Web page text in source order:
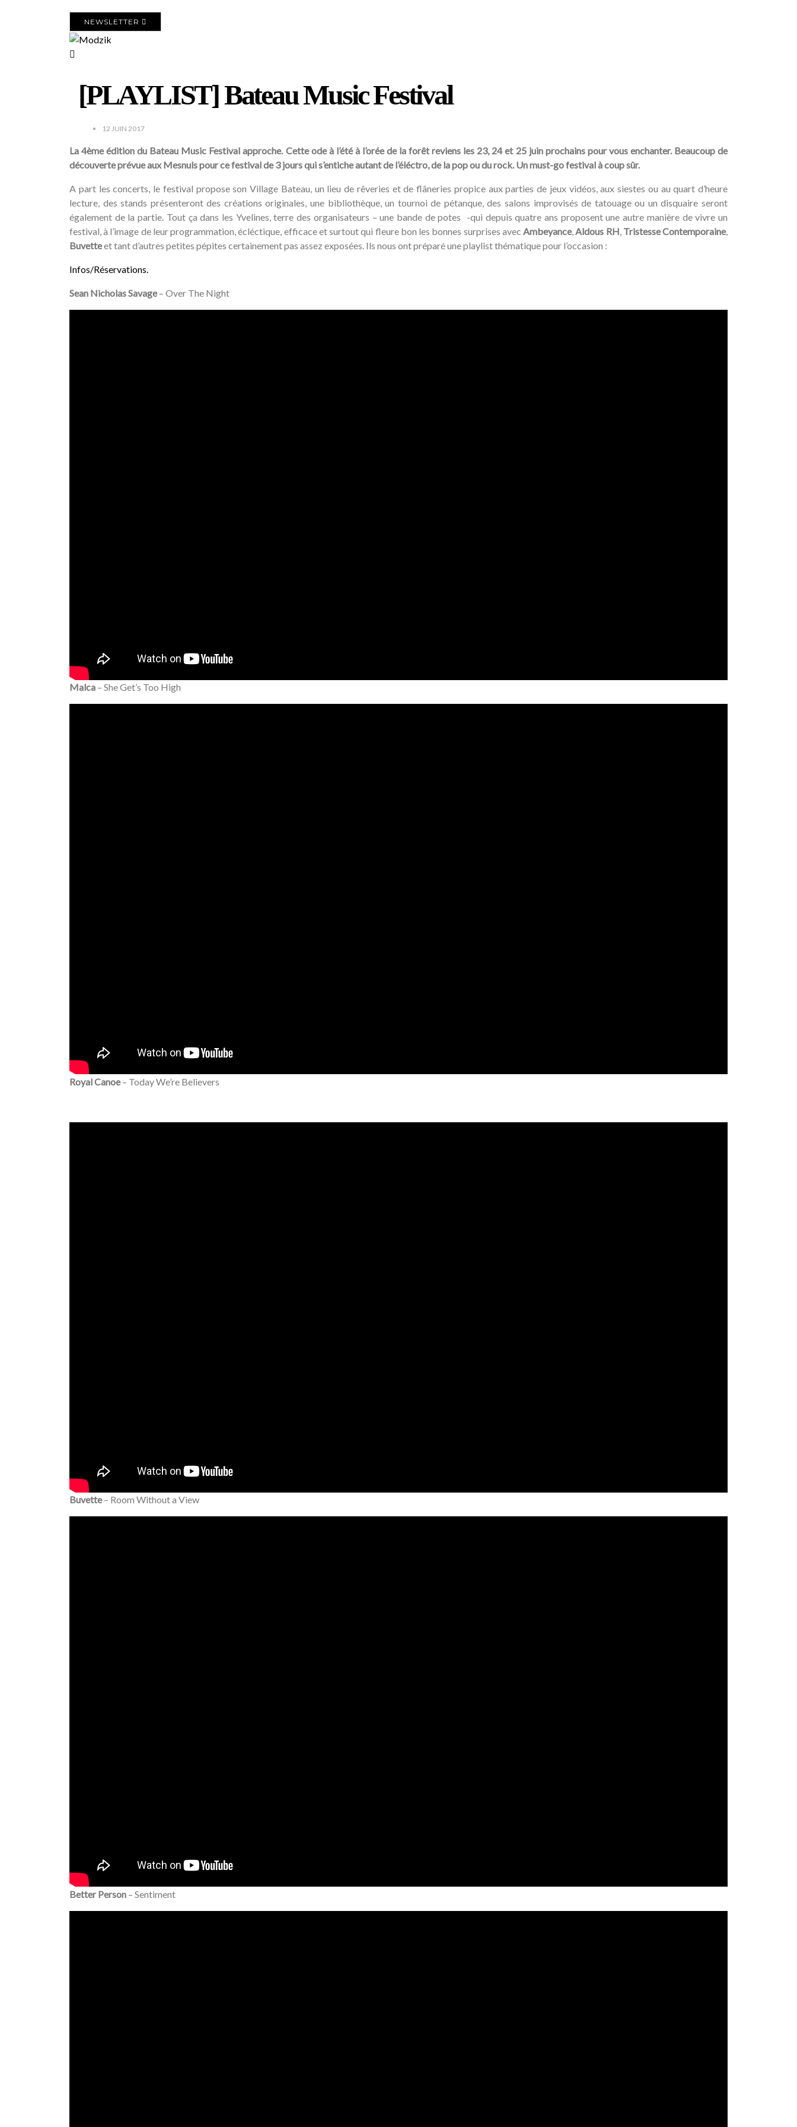
NEWSLETTER
[PLAYLIST] Bateau Music Festival
12 JUIN 2017
La 4ème édition du Bateau Music Festival approche. Cette ode à l’été à l’orée de la forêt reviens les 23, 24 et 25 juin prochains pour vous enchanter. Beaucoup de
découverte prévue aux Mesnuls pour ce festival de 3 jours qui s’entiche autant de l’éléctro, de la pop ou du rock. Un must-go festival à coup sûr.
A part les concerts, le festival propose son Village Bateau, un lieu de rêveries et de flâneries propice aux parties de jeux vidéos, aux siestes ou au quart d’heure
lecture, des stands présenteront des créations originales, une bibliothèque, un tournoi de pétanque, des salons improvisés de tatouage ou un disquaire seront
également de la partie. Tout ça dans les Yvelines, terre des organisateurs – une bande de potes -qui depuis quatre ans proposent une autre manière de vivre un
festival, à l’image de leur programmation, écléctique, efficace et surtout qui fleure bon les bonnes surprises avecAmbeyance,Aldous RH, Tristesse Contemporaine,
Buvetteet tant d’autres petites pépites certainement pas assez exposées. Ils nous ont préparé une playlist thématique pour l’occasion :
Infos/Réservations.
Sean Nicholas Savage– Over The Night
Malca – She Get’s Too High
Royal Canoe– Today We’re Believers
Buvette– Room Without a View
Better Person – Sentiment